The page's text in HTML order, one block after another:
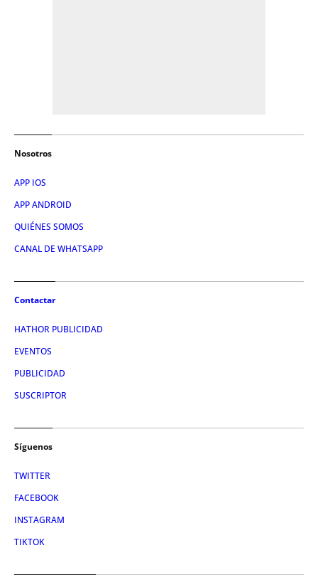
Nosotros
APP IOS
APP ANDROID
QUIÉNES SOMOS
CANAL DE WHATSAPP
Contactar
HATHOR PUBLICIDAD
EVENTOS
PUBLICIDAD
SUSCRIPTOR
Síguenos
TWITTER
FACEBOOK
INSTAGRAM
TIKTOK